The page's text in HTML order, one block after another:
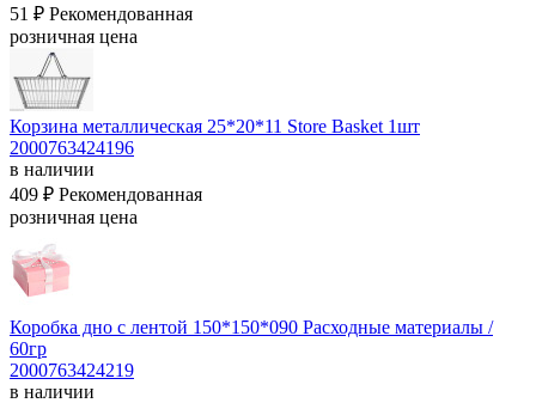
51 ₽ Рекомендованная
розничная цена
Корзина металлическая 25*20*11 Store Basket 1шт
2000763424196
в наличии
409 ₽ Рекомендованная
розничная цена
Коробка дно с лентой 150*150*090 Расходные материалы /
60гр
2000763424219
в наличии